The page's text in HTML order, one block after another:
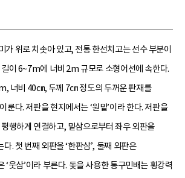
가 위로 치솟아 있고, 전통 한선치고는 선수 부분이
이 6~7m에 너비 2m 규모로 소형어선에 속한다.
너비 40㎝, 두께 7㎝ 정도의 두꺼운 판재를
룬다. 저판을 현지에서는 ‘원밑’이라 한다. 저판을
행하게 연결하고, 밑삼으로부터 좌우 외판을
. 첫 번째 외판을 ‘한판삼’, 둘째 외판은
‘웃삼’이라 부른다. 돛을 사용한 통구민배는 횡강력